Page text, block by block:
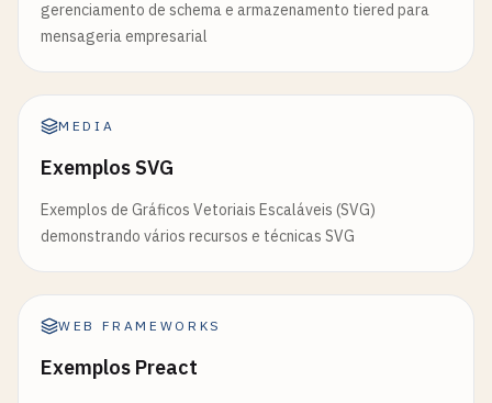
gerenciamento de schema e armazenamento tiered para
mensageria empresarial
MEDIA
Exemplos SVG
Exemplos de Gráficos Vetoriais Escaláveis (SVG)
demonstrando vários recursos e técnicas SVG
WEB FRAMEWORKS
Exemplos Preact